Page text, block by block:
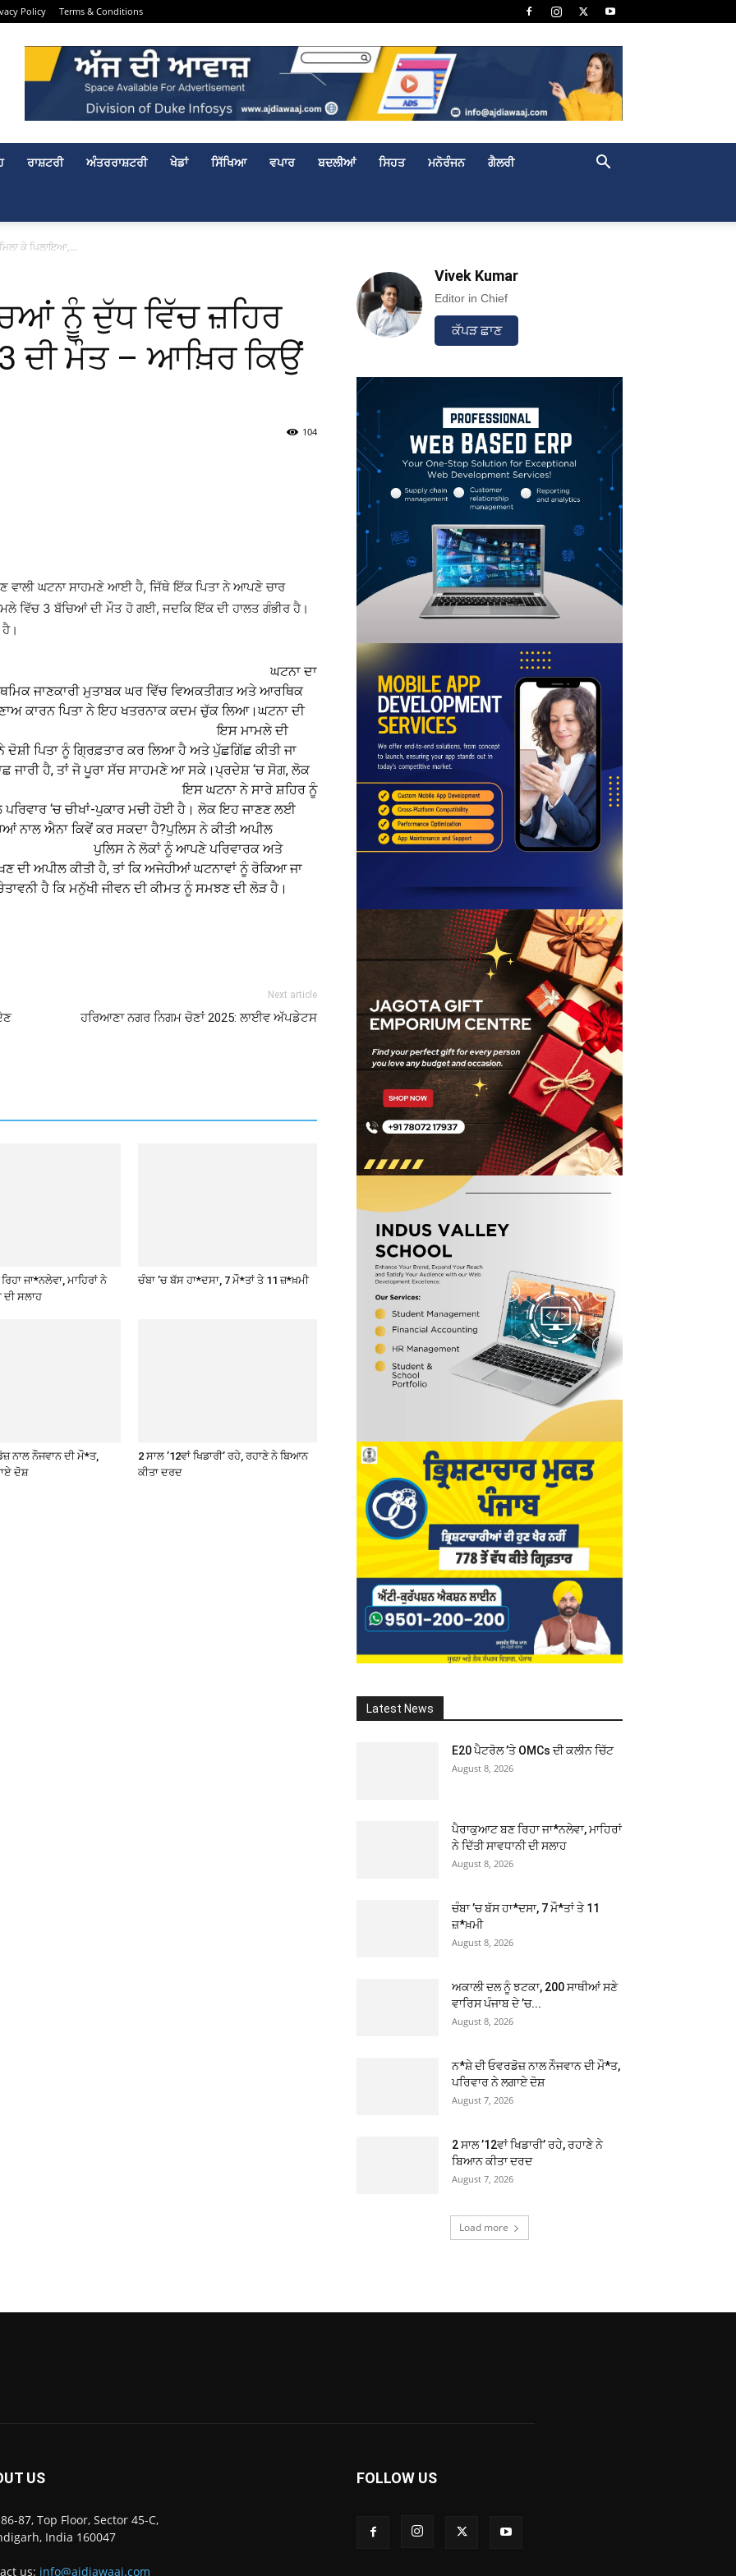
Policy Terms & Conditions
ਰਾਸ਼ਟਰੀ ਅੰਤਰਰਾਸ਼ਟਰੀ ਖੇਡਾਂ ਸਿੱਖਿਆ ਵਪਾਰ ਬਦਲੀਆਂ ਸਿਹਤ ਮਨੋਰੰਜਨ ਗੈਲਰੀ
ਕੇ ਪਿਲਾਇਆ,...
ਨੂੰ ਦੁੱਧ ਵਿੱਚ ਜ਼ਹਿਰ
ਦੀ ਮੌਤ – ਆਖ਼ਿਰ ਕਿਉਂ
104
Linkedin Email
ਵਾਲੀ ਘਟਨਾ ਸਾਹਮਣੇ ਆਈ ਹੈ, ਜਿੱਥੇ ਇੱਕ ਪਿਤਾ ਨੇ ਆਪਣੇ ਚਾਰ
ਵਿੱਚ 3 ਬੱਚਿਆਂ ਦੀ ਮੌਤ ਹੋ ਗਈ, ਜਦਕਿ ਇੱਕ ਦੀ ਹਾਲਤ ਗੰਭੀਰ ਹੈ।
ਅਜਿਹਾ? ਘਟਨਾ ਦਾ
ਜਾਣਕਾਰੀ ਮੁਤਾਬਕ ਘਰ ਵਿੱਚ ਵਿਅਕਤੀਗਤ ਅਤੇ ਆਰਥਿਕ
ਕਾਰਨ ਪਿਤਾ ਨੇ ਇਹ ਖਤਰਨਾਕ ਕਦਮ ਚੁੱਕ ਲਿਆ।ਘਟਨਾ ਦੀ
ਮਾਮਲੇ ਦੀ
ਦੋਸ਼ੀ ਪਿਤਾ ਨੂੰ ਗ੍ਰਿਫ਼ਤਾਰ ਕਰ ਲਿਆ ਹੈ ਅਤੇ ਪੁੱਛਗਿੱਛ ਕੀਤੀ ਜਾ
ਜਾਰੀ ਹੈ, ਤਾਂ ਜੋ ਪੂਰਾ ਸੱਚ ਸਾਹਮਣੇ ਆ ਸਕੇ।ਪ੍ਰਦੇਸ਼ ‘ਚ ਸੋਗ, ਲੋਕ
ਨੇ ਸਾਰੇ ਸ਼ਹਿਰ ਨੂੰ
‘ਚ ਚੀਖਾਂ-ਪੁਕਾਰ ਮਚੀ ਹੋਈ ਹੈ। ਲੋਕ ਇਹ ਜਾਣਣ ਲਈ
ਨਾਲ ਐਨਾ ਕਿਵੇਂ ਕਰ ਸਕਦਾ ਹੈ?ਪੁਲਿਸ ਨੇ ਕੀਤੀ ਅਪੀਲ
ਪਰਿਵਾਰਕ ਅਤੇ
ਦੀ ਅਪੀਲ ਕੀਤੀ ਹੈ, ਤਾਂ ਕਿ ਅਜੇਹੀਆਂ ਘਟਨਾਵਾਂ ਨੂੰ ਰੋਕਿਆ ਜਾ
ਹੈ ਕਿ ਮਨੁੱਖੀ ਜੀਵਨ ਦੀ ਕੀਮਤ ਨੂੰ ਸਮਝਣ ਦੀ ਲੋੜ ਹੈ।
Next article
ਹਰਿਆਣਾ ਨਗਰ ਨਿਗਮ ਚੋਣਾਂ 2025: ਲਾਈਵ ਅੱਪਡੇਟਸ
ਜਾ*ਨਲੇਵਾ, ਮਾਹਿਰਾਂ ਨੇ
ਦੀ ਸਲਾਹ
ਚੰਬਾ ’ਚ ਬੱਸ ਹਾ*ਦਸਾ, 7 ਮੌ*ਤਾਂ ਤੇ 11 ਜ਼*ਖ਼ਮੀ
ਨਾਲ ਨੌਜਵਾਨ ਦੀ ਮੌ*ਤ,
ਦੋਸ਼
2 ਸਾਲ ’12ਵਾਂ ਖਿਡਾਰੀ’ ਰਹੇ, ਰਹਾਣੇ ਨੇ ਬਿਆਨ
ਕੀਤਾ ਦਰਦ
Vivek Kumar
Editor in Chief
ਕੱਪੜ ਛਾਣ
Latest News
E20 ਪੈਟਰੋਲ ’ਤੇ OMCs ਦੀ ਕਲੀਨ ਚਿੱਟ
August 8, 2026
ਪੈਰਾਕੁਆਟ ਬਣ ਰਿਹਾ ਜਾ*ਨਲੇਵਾ, ਮਾਹਿਰਾਂ
ਨੇ ਦਿੱਤੀ ਸਾਵਧਾਨੀ ਦੀ ਸਲਾਹ
August 8, 2026
ਚੰਬਾ ’ਚ ਬੱਸ ਹਾ*ਦਸਾ, 7 ਮੌ*ਤਾਂ ਤੇ 11
ਜ਼*ਖ਼ਮੀ
August 8, 2026
ਅਕਾਲੀ ਦਲ ਨੂੰ ਝਟਕਾ, 200 ਸਾਥੀਆਂ ਸਣੇ
ਵਾਰਿਸ ਪੰਜਾਬ ਦੇ ’ਚ...
August 8, 2026
ਨ*ਸ਼ੇ ਦੀ ਓਵਰਡੋਜ਼ ਨਾਲ ਨੌਜਵਾਨ ਦੀ ਮੌ*ਤ,
ਪਰਿਵਾਰ ਨੇ ਲਗਾਏ ਦੋਸ਼
August 7, 2026
2 ਸਾਲ ’12ਵਾਂ ਖਿਡਾਰੀ’ ਰਹੇ, ਰਹਾਣੇ ਨੇ
ਬਿਆਨ ਕੀਤਾ ਦਰਦ
August 7, 2026
Load more
US
87, Top Floor, Sector 45-C,
India 160047
us: info@ajdiawaaj.com
FOLLOW US